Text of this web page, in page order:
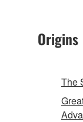
Origins
The